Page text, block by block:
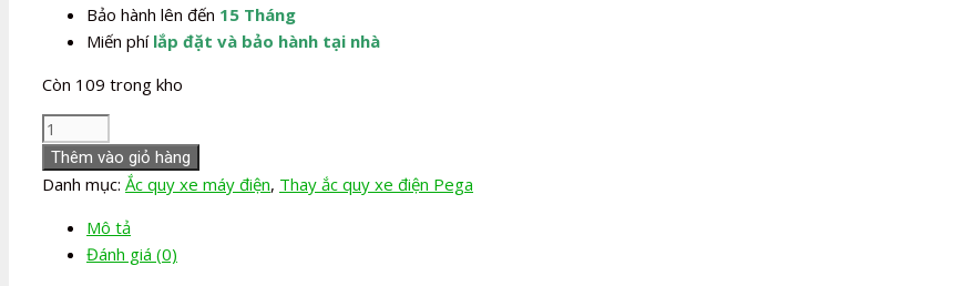
Bảo hành lên đến 15 Tháng
Miến phí lắp đặt và bảo hành tại nhà
Còn 109 trong kho
Thay
Ắc
quy
máy
điện
Thêm vào giỏ hàng
Danh mục: Ắc quy xe máy điện, Thay ắc quy xe điện Pega
Mô tả
Đánh giá (0)